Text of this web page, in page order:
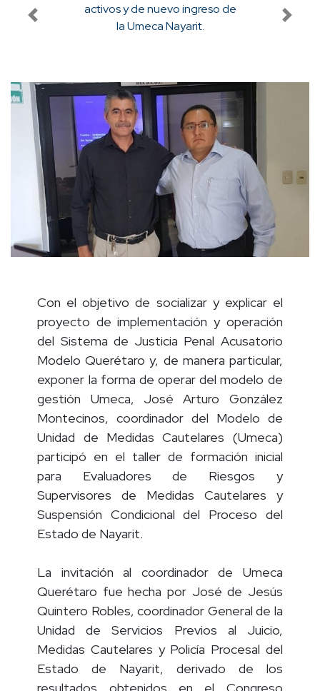
activos y de nuevo ingreso de
la Umeca Nayarit.
Con el objetivo de socializar y explicar el
proyecto de implementación y operación
del Sistema de Justicia Penal Acusatorio
Modelo Querétaro y, de manera particular,
exponer la forma de operar del modelo de
gestión Umeca, José Arturo González
Montecinos, coordinador del Modelo de
Unidad de Medidas Cautelares (Umeca)
participó en el taller de formación inicial
para Evaluadores de Riesgos y
Supervisores de Medidas Cautelares y
Suspensión Condicional del Proceso del
La invitación al coordinador de Umeca
Querétaro fue hecha por José de Jesús
Quintero Robles, coordinador General de la
Unidad de Servicios Previos al Juicio,
Medidas Cautelares y Policía Procesal del
Estado de Nayarit, derivado de los